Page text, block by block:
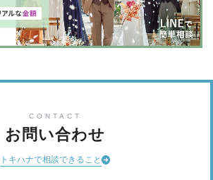
CONTACT
お問い合わせ
トキハナで相談できること